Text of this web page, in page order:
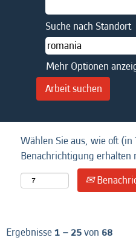
Suche nach Standort
Mehr Optionen
Wählen Sie aus, wie oft (in
Benachrichtigung erhalten
Ergebnisse1 – 25von 68